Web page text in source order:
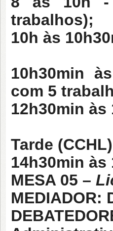
trabalhos);
10h às
10h30min
com 5
12h30min às
Tarde (CCHL)
14h30min às
MESA 05 –
MEDIADOR: